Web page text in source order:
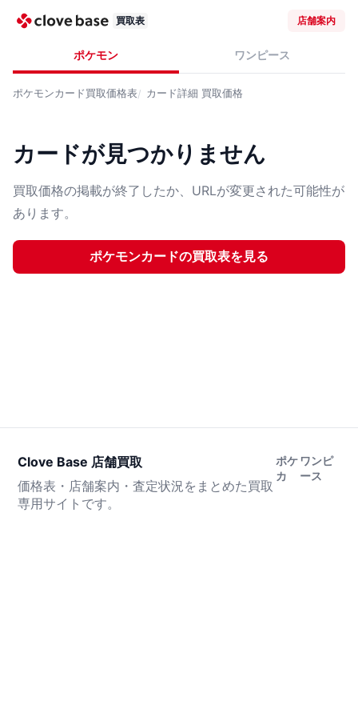
買取表 店舗案内
ポケモン ワンピース
ポケモンカード買取価格表 カード詳細 買取価格
カードが見つかりません
買取価格の掲載が終了したか、URLが変更された可能性が
あります。
ポケモンカードの買取表を見る
Clove Base 店舗買取
価格表・店舗案内・査定状況をまとめた買取
専用サイトです。
ポケ
カ
ワンピ
ース